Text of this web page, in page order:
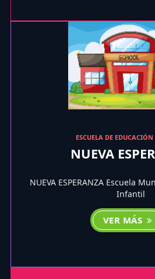
ESCUELA DE
NUEVA
NUEVA ESPERANZA Escuela
Infantil
VER MÁS